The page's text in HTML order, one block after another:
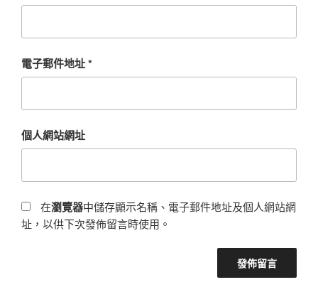
電子郵件地址*
個人網站網址
在瀏覽器中儲存顯示名稱、電子郵件地址及個人網站網
址，以供下次發佈留言時使用。